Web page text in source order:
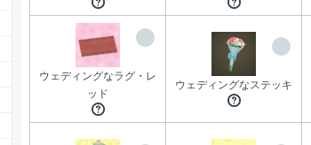
ウェディングなラグ・レ
ッド
ウェディングなステッキ